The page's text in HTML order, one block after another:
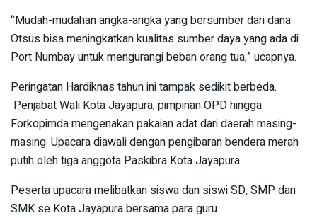
‘’Mudah-mudahan angka-angka yang bersumber dari dana
Otsus bisa meningkatkan kualitas sumber daya yang ada di
Port Numbay untuk mengurangi beban orang tua,” ucapnya.
Peringatan Hardiknas tahun ini tampak sedikit berbeda.
Penjabat Wali Kota Jayapura, pimpinan OPD hingga
Forkopimda mengenakan pakaian adat dari daerah masing-
masing. Upacara diawali dengan pengibaran bendera merah
putih oleh tiga anggota Paskibra Kota Jayapura.
Peserta upacara melibatkan siswa dan siswi SD, SMP dan
SMK se Kota Jayapura bersama para guru.